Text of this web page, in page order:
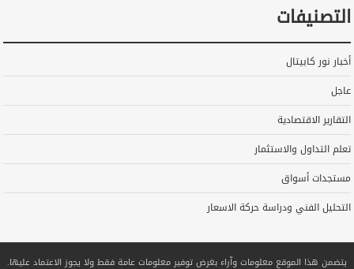
التصنيفات
أخبار نور كابيتال
عاجل
التقارير الاقتصادية
تعلم التداول والاستثمار
مستجدات أسواق
التحليل الفني ودراسة حركة الاسعار
يتضمن هذا الموقع معلومات وآراء بغرض توفير معلومات عامة فقط ولا يجوز الاعتماد عليها.